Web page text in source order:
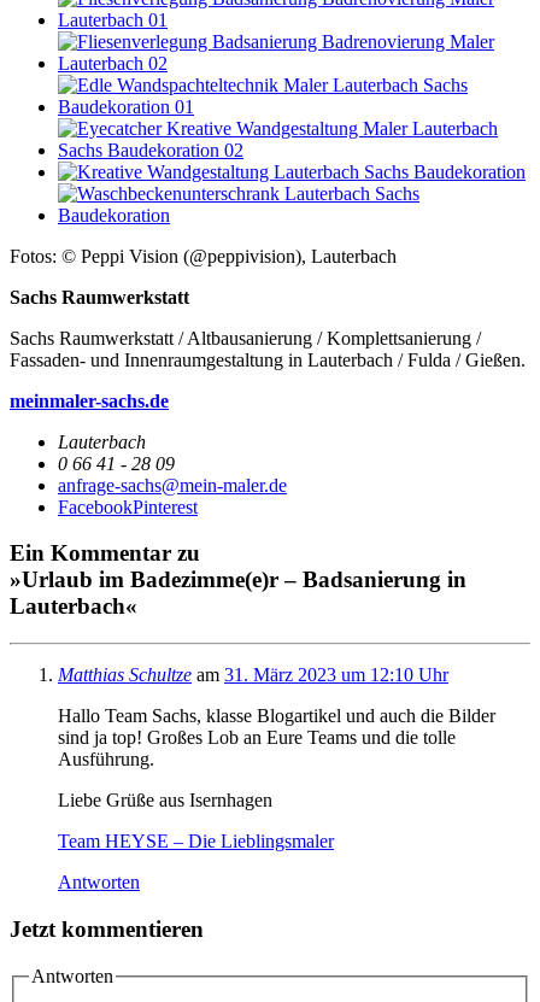
Fotos: © Peppi Vision (@peppivision), Lauterbach
Sachs Raumwerkstatt
Sachs Raumwerkstatt / Altbausanierung / Komplettsanierung /
Fassaden- und Innenraumgestaltung in Lauterbach / Fulda / Gießen.
meinmaler-sachs.de
Lauterbach
0 66 41 - 28 09
anfrage-sachs@mein-maler.de
FacebookPinterest
Ein Kommentar zu
»Urlaub im Badezimme(e)r – Badsanierung in
Lauterbach«
Matthias Schultze am 31. März 2023 um 12:10 Uhr
Hallo Team Sachs, klasse Blogartikel und auch die Bilder
sind ja top! Großes Lob an Eure Teams und die tolle
Ausführung.
Liebe Grüße aus Isernhagen
Team HEYSE – Die Lieblingsmaler
Antworten
Jetzt kommentieren
Antworten